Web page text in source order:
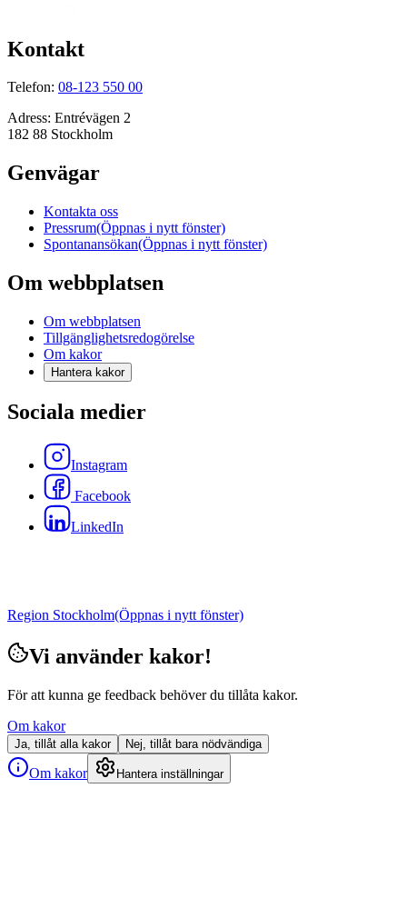
Kontakt
Telefon: 08-123 550 00
Adress: Entrévägen 2
182 88 Stockholm
Genvägar
Kontakta oss
Pressrum(Öppnas i nytt fönster)
Spontanansökan(Öppnas i nytt fönster)
Om webbplatsen
Om webbplatsen
Tillgänglighetsredogörelse
Om kakor
Hantera kakor
Sociala medier
Instagram
Facebook
LinkedIn
Region Stockholm(Öppnas i nytt fönster)
Vi använder kakor!
För att kunna ge feedback behöver du tillåta kakor.
Om kakor
Ja, tillåt alla kakor Nej, tillåt bara nödvändiga
Om kakor Hantera inställningar